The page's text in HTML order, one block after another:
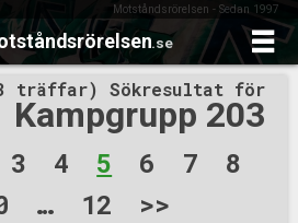
Motståndsrörelsen - Sedan 1997
.se
to
content
träffar) Sökresultat för
Kampgrupp 203
3 4 5 6 7
8
… 12 >>